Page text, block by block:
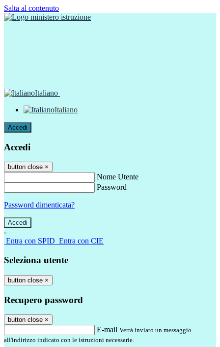
Salta al contenuto
Italiano
Italiano
Accedi
Accedi
button close ×
Nome Utente
Password
Password dimenticata?
-
Entra con SPID Entra con CIE
Seleziona utente
button close ×
Recupero password
button close ×
E-mail Verrà inviato un messaggio
all'indirizzo indicato con le istruzioni necessarie.